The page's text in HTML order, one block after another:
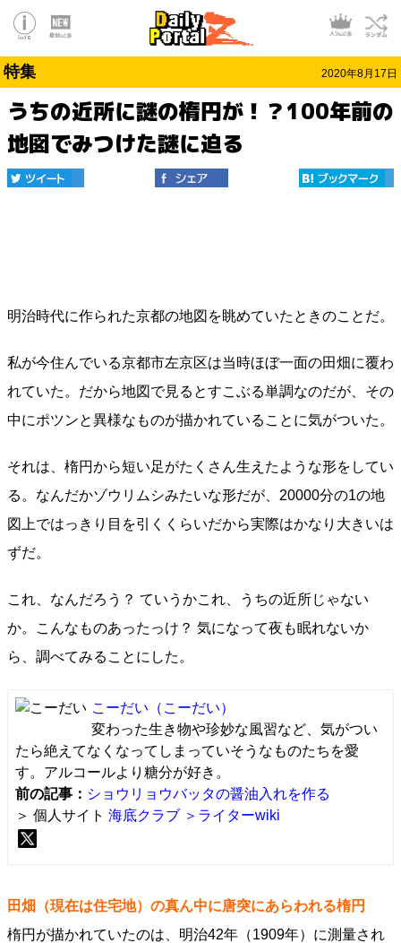
特集 2020年8月17日
うちの近所に謎の楕円が！？100年前の
地図でみつけた謎に迫る
明治時代に作られた京都の地図を眺めていたときのことだ。
私が今住んでいる京都市左京区は当時ほぼ一面の田畑に覆わ
れていた。だから地図で見るとすこぶる単調なのだが、その
中にポツンと異様なものが描かれていることに気がついた。
それは、楕円から短い足がたくさん生えたような形をしてい
る。なんだかゾウリムシみたいな形だが、20000分の1の地
図上ではっきり目を引くくらいだから実際はかなり大きいは
ずだ。
これ、なんだろう？ ていうかこれ、うちの近所じゃない
か。こんなものあったっけ？ 気になって夜も眠れないか
ら、調べてみることにした。
こーだい （こーだい）
変わった生き物や珍妙な風習など、気がつい
たら絶えてなくなってしまっていそうなものたちを愛
す。アルコールより糖分が好き。
前の記事： ショウリョウバッタの醤油入れを作る
＞ 個人サイト 海底クラブ ＞ライターwiki
田畑（現在は住宅地）の真ん中に唐突にあらわれる楕円
楕円が描かれていたのは、明治42年（1909年）に測量され